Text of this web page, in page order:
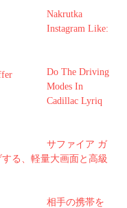
Nakrutka
Instagram Like:
Do The Driving
Modes In
Cadillac Lyriq
サファイア ガ
る、軽量大画面と高級
相手の携帯を